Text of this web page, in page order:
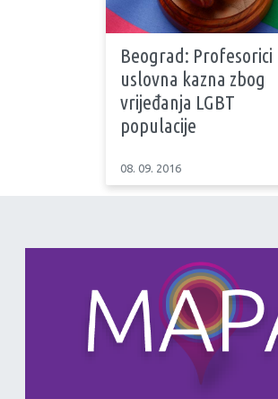
Beograd: Profesorici
uslovna kazna zbog
vrijeđanja LGBT
populacije
08. 09. 2016